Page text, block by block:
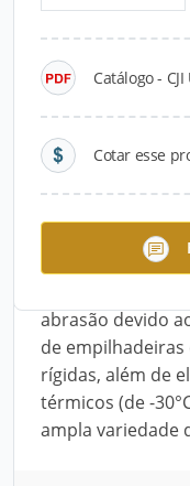
Catálogo - CJI
Cotar esse
O CJI UT AN é
pré-dosados e
Quando curado,
abrasão devido
de
rígidas, além de
térmicos (de -
ampla variedade